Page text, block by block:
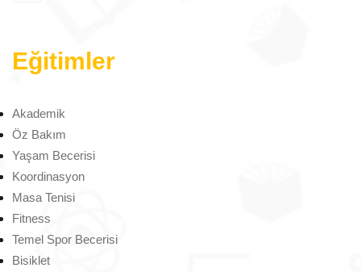
Eğitimler
Akademik
Öz Bakım
Yaşam Becerisi
Koordinasyon
Masa Tenisi
Fitness
Temel Spor Becerisi
Bisiklet